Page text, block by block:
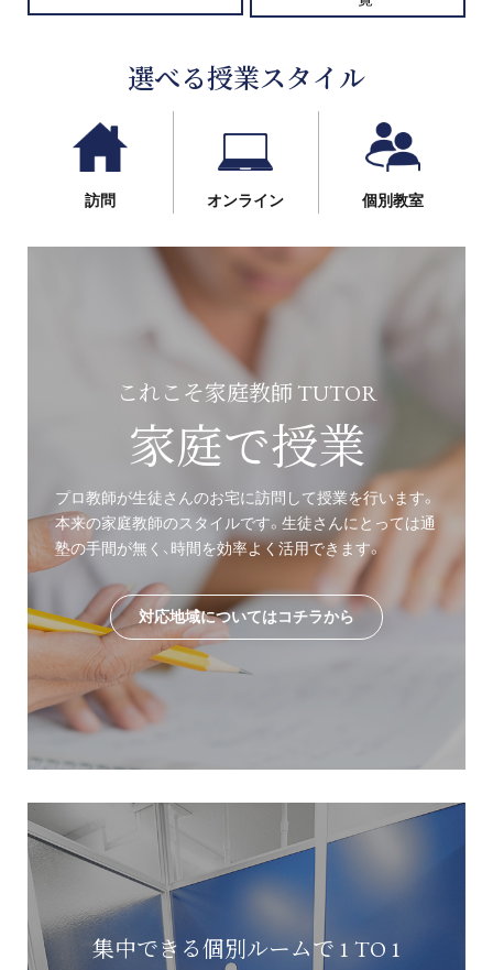
選べる授業スタイル
訪問 オンライン 個別教室
これこそ家庭教師 TUTOR
家庭で授業
プロ教師が生徒さんのお宅に訪問して授業を行います。
本来の家庭教師のスタイルです。生徒さんにとっては通
塾の手間が無く、時間を効率よく活用できます。
対応地域についてはコチラから
集中できる個別ルームで 1 TO 1